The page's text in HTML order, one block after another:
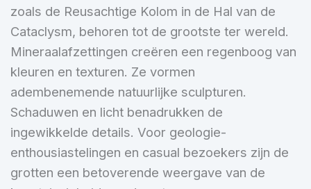
zoals de Reusachtige Kolom in de Hal van de
Cataclysm, behoren tot de grootste ter wereld.
Mineraalafzettingen creëren een regenboog van
kleuren en texturen. Ze vormen
adembenemende natuurlijke sculpturen.
Schaduwen en licht benadrukken de
ingewikkelde details. Voor geologie-
enthousiastelingen en casual bezoekers zijn de
grotten een betoverende weergave van de